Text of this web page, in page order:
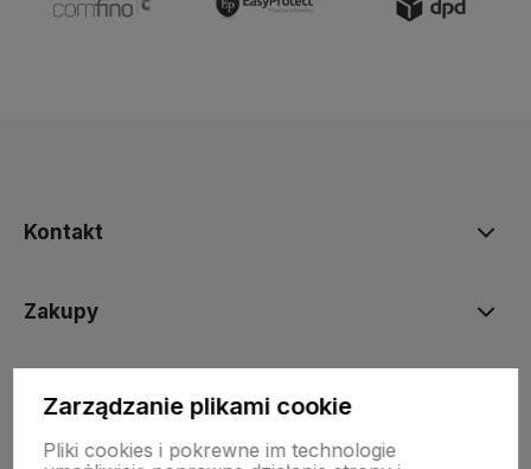
Kontakt
Zakupy
Informacje prawne
Zarządzanie plikami cookie
Pliki cookies i pokrewne im technologie